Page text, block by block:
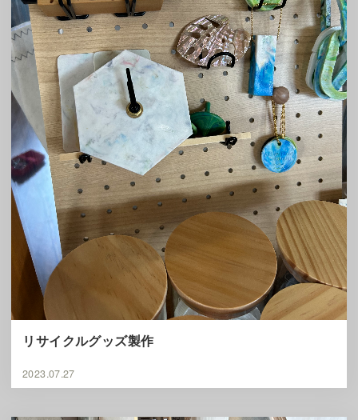
リサイクルグッズ製作
2023.07.27